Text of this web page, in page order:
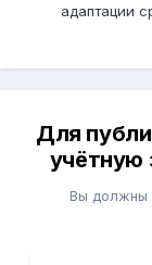
адаптации
Для
учётную
Вы должны